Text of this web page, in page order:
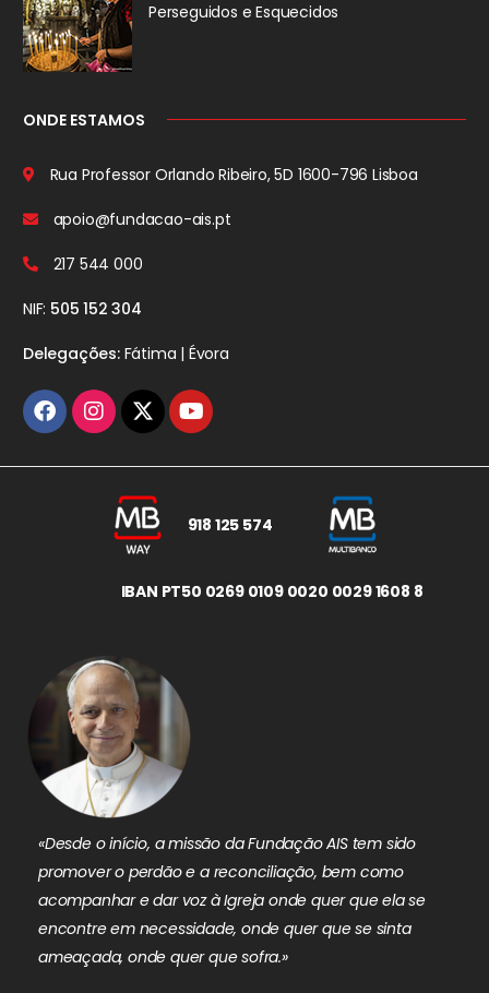
Perseguidos e Esquecidos
ONDE ESTAMOS
Rua Professor Orlando Ribeiro, 5D 1600-796 Lisboa
apoio@fundacao-ais.pt
217 544 000
NIF: 505 152 304
Delegações:Fátima | Évora
918 125 574
IBAN PT50 0269 0109 0020 0029 1608 8
«Desde o início, a missão da Fundação AIS tem sido
promover o perdão e a reconciliação, bem como
acompanhar e dar voz à Igreja onde quer que ela se
encontre em necessidade, onde quer que se sinta
ameaçada, onde quer que sofra.»